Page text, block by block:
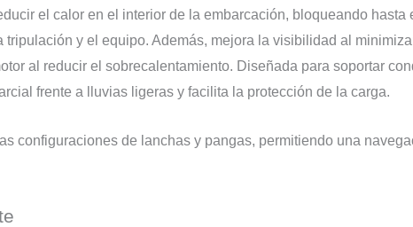
el calor en el interior de la embarcación, bloqueando hasta
y el equipo. Además, mejora la visibilidad al
al reducir el sobrecalentamiento. Diseñada para soportar
frente a lluvias ligeras y facilita la protección de la carga.
configuraciones de lanchas y pangas, permitiendo una